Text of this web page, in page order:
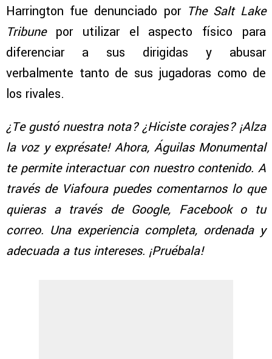
Harrington fue denunciado por The Salt Lake
Tribunepor utilizar el aspecto físico para
diferenciar a sus dirigidas y abusar
verbalmente tanto de sus jugadoras como de
los rivales.
¿Te gustó nuestra nota? ¿Hiciste corajes? ¡Alza
la voz y exprésate! Ahora, Águilas Monumental
te permite interactuar con nuestro contenido. A
través de Viafoura puedes comentarnos lo que
quieras a través de Google, Facebook o tu
correo. Una experiencia completa, ordenada y
adecuada a tus intereses. ¡Pruébala!